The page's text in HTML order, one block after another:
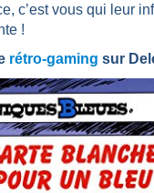
c’est vous qui leur
!
rétro-gaming sur